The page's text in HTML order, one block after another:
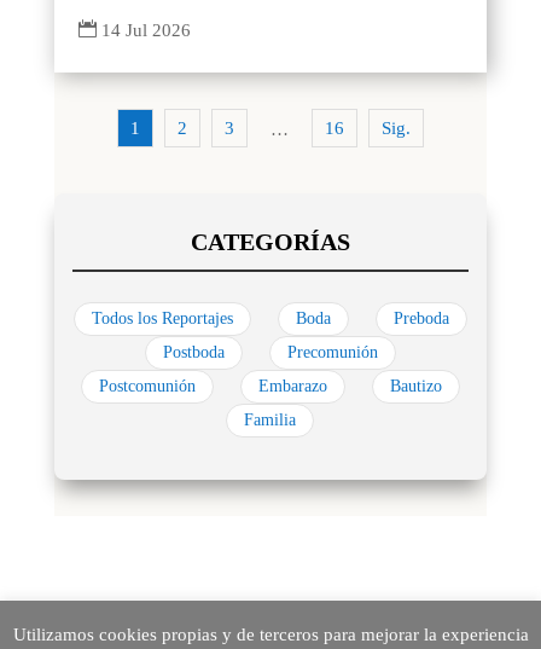
 14 Jul 2026
1 2 3 … 16 Sig.
Todos los Reportajes Boda
Preboda
Postboda
Precomunión
Postcomunión
Embarazo
Bautizo
Familia
Utilizamos cookies propias y de terceros para mejorar la experiencia